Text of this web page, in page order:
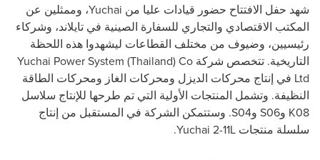
شهد حفل الافتتاح حضور قيادات عليا من Yuchai، وممثلين عن
المكتب الاقتصادي والتجاري للسفارة الصينية في تايلاند، وشركاء
رئيسيين، وضيوف من مختلف القطاعات ليشهدوا هذه اللحظة
التاريخية. تتخصص شركة
Yuchai Power System (Thailand) Co
Ltd في إنتاج محركات الديزل ومحركات الغاز ومحركات الطاقة
النظيفة. وتشمل المنتجات الأولية التي تم طرحها للإنتاج سلاسل
K08 وS06 وS04. وستتمكن الشركة في المستقبل من إنتاج
سلسلة منتجات Yuchai 2-11L
.